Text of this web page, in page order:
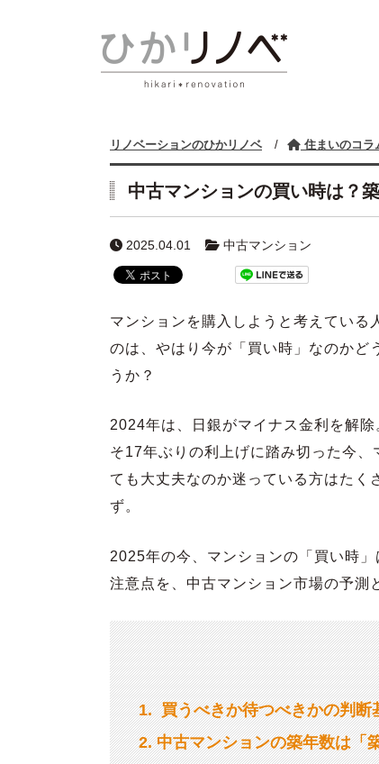
リノベーションのひかリノベ / 住まいのコラ
中古マンションの買い時は？
2025.04.01 中古マンション
マンションを購入しようと考えている
のは、やはり今が「買い時」なのかど
うか？
2024年は、日銀がマイナス金利を解除
そ17年ぶりの利上げに踏み切った今、
ても大丈夫なのか迷っている方はたく
ず。
2025年の今、マンションの「買い時
注意点を、中古マンション市場の予測
1 買うべきか待つべきかの判断
2 中古マンションの築年数は「